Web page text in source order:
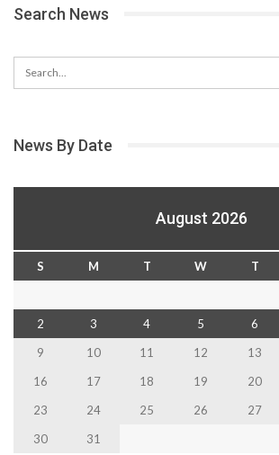
Search News
News By Date
August 2026
S M T W T
2
3 4 5 6
9
10 11 12 13
16
17 18 19 20
23
24 25 26 27
30
31